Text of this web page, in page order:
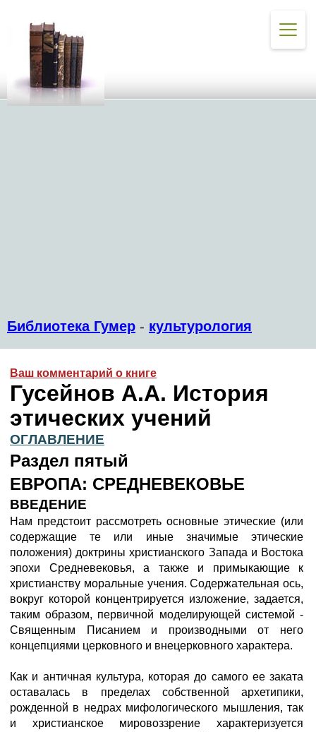
Библиотека Гумер - культурология
Ваш комментарий о книге
Гусейнов А.А. История
этических учений
ОГЛАВЛЕНИЕ
Раздел пятый
ЕВРОПА: СРЕДНЕВЕКОВЬЕ
ВВЕДЕНИЕ
Нам предстоит рассмотреть основные этические (или
содержащие те или иные значимые этические
положения) доктрины христианского Запада и Востока
эпохи Средневековья, а также и примыкающие к
христианству моральные учения. Содержательная ось,
вокруг которой концентрируется изложение, задается,
таким образом, первичной моделирующей системой -
Священным Писанием и производными от него
концепциями церковного и внецерковного характера.
Как и античная культура, которая до самого ее заката
оставалась в пределах собственной архетипики,
рожденной в недрах мифологического мышления, так
и христианское мировоззрение характеризуется